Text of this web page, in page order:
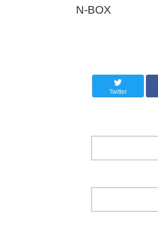
N-BOX
Twitter